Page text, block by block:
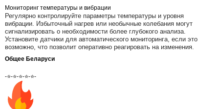
Мониторинг температуры и вибрации
Регулярно контролируйте параметры температуры и уровня
вибрации. Избыточный нагрев или необычные колебания могут
сигнализировать о необходимости более глубокого анализа.
Установите датчики для автоматического мониторинга, если это
возможно, что позволит оперативно реагировать на изменения.
Общее Беларуси
-⭐-⭐-⭐-⭐-⭐-